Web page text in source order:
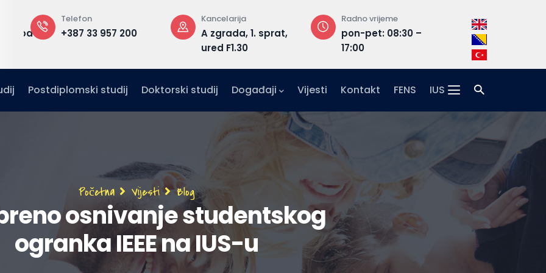
Telefon
+387 33 957 200
Kancelarija
A zgrada, 1. sprat,
ured F1.30
Radno vrijeme
pon-pet: 08:30 –
17:00
Adresa
Hrasnička
15, 71210 Ilidža
Postdiplomski studij Doktorski studij Događaji Vijesti Kontakt FENS IUS
Breadcrumb
Početna Vijesti Blog
osnivanje studentskog
ogranka IEEE na IUS-u